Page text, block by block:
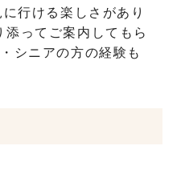
行ける楽しさがあり
添ってご案内してもら
シニアの方の経験も